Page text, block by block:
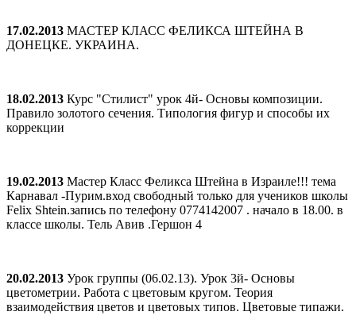
17.02.2013 МАСТЕР КЛАСС ФЕЛИКСА ШТЕЙНА В
ДОНЕЦКЕ. УКРАИНА.
18.02.2013 Курс "Стилист" урок 4й- Основы композиции.
Правило золотого сечения. Типология фигур и способы их
коррекции
19.02.2013 Мастер Класс Феликса Штейна в Израиле!!! тема
Карнавал -Пурим.вход свободный только для учеников школы
Felix Shtein.запись по телефону 0774142007 . начало в 18.00. в
классе школы. Тель Авив .Гершон 4
20.02.2013 Урок группы (06.02.13). Урок 3й- Основы
цветометрии. Работа с цветовым кругом. Теория
взаимодействия цветов и цветовых типов. Цветовые типажи.